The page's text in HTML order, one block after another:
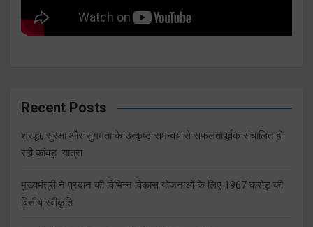
Recent Posts
श्रद्धा, सुरक्षा और सुगमता के उत्कृष्ट समन्वय से सफलतापूर्वक संचालित हो
रही कांवड़ यात्रा
मुख्यमंत्री ने प्रदान की विभिन्न विकास योजनाओं के लिए 1967 करोड़ की
वित्तीय स्वीकृति